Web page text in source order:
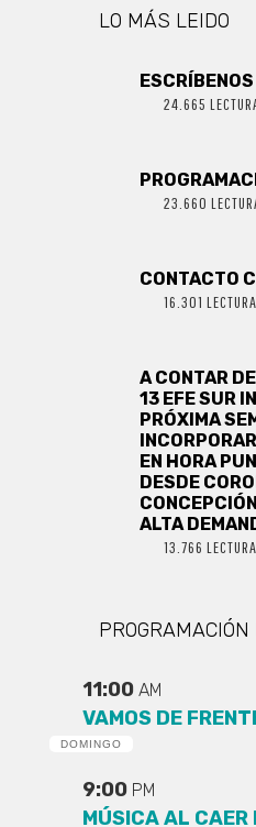
LO MÁS LEIDO
ESCRÍBENOS
24.665
23.660
CONTACTO
16.301
A CONTAR
13 EFE SUR
PRÓXIMA
EN HORA
DESDE
ALTA
13.766
PROGRAMACIÓN
11:00 AM
VAMOS DE
DOMINGO
9:00 PM
MÚSICA AL CAER